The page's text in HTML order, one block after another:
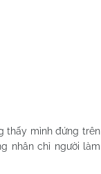
thấy mình đứng trên
nhân chỉ người làm